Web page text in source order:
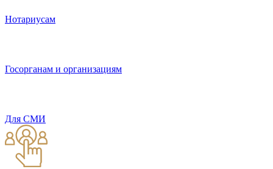
Нотариусам
Госорганам и организациям
Для СМИ